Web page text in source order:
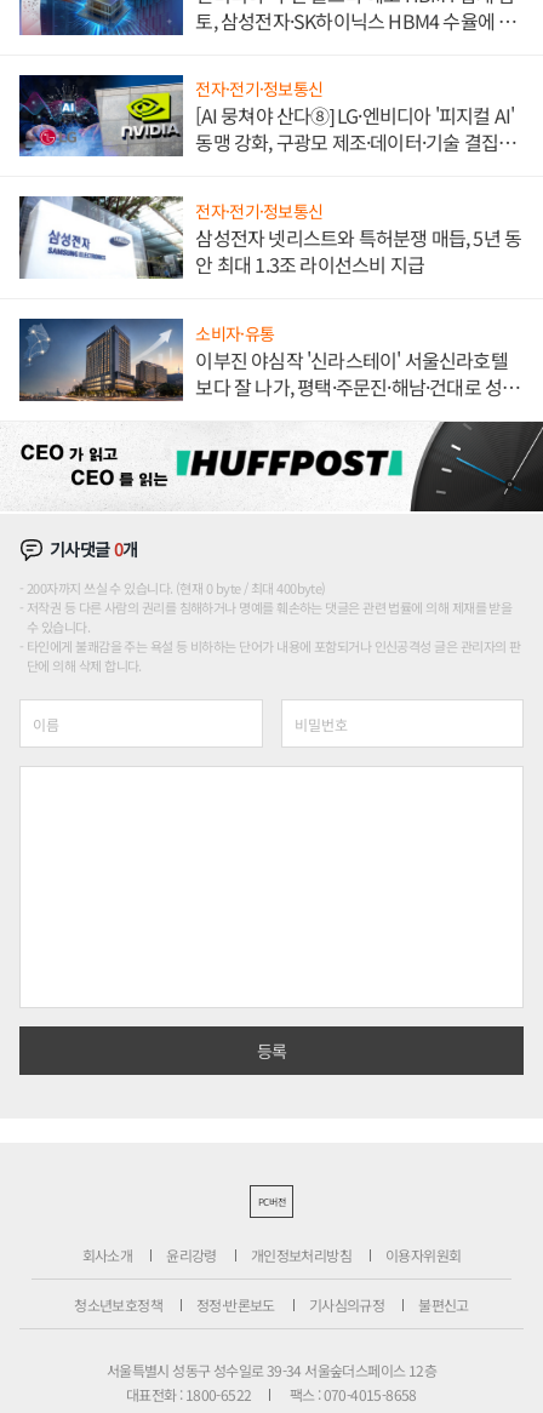
토, 삼성전자·SK하이닉스 HBM4 수율에 주
전자·전기·정보통신
[AI 뭉쳐야 산다⑧] LG·엔비디아 '피지컬 AI'
동맹 강화, 구광모 제조·데이터·기술 결집
전자·전기·정보통신
삼성전자 넷리스트와 특허분쟁 매듭, 5년 동
안 최대 1.3조 라이선스비 지급
소비자·유통
이부진 야심작 '신라스테이' 서울신라호텔
보다 잘 나가, 평택·주문진·해남·건대로 성
기사댓글0개
200자까지 쓰실 수 있습니다. (현재 0 byte / 최대 400byte)
저작권 등 다른 사람의 권리를 침해하거나 명예를 훼손하는 댓글은 관련 법률에 의해 제재를 받을
수 있습니다.
타인에게 불쾌감을 주는 욕설 등 비하하는 단어가 내용에 포함되거나 인신공격성 글은 관리자의 판
단에 의해 삭제 합니다.
PC버전
회사소개 윤리강령 개인정보처리방침 이용자위원회
청소년보호정책 정정·반론보도 기사심의규정 불편신고
서울특별시 성동구 성수일로 39-34 서울숲더스페이스 12층
대표전화 : 1800-6522
팩스 : 070-4015-8658